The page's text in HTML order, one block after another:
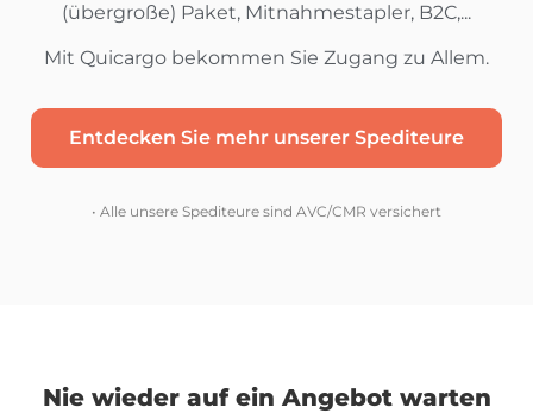
(übergroße) Paket, Mitnahmestapler, B2C,...
Mit Quicargo bekommen Sie Zugang zu Allem.
Entdecken Sie mehr unserer Spediteure
• Alle unsere Spediteure sind AVC/CMR versichert
Nie wieder auf ein Angebot warten